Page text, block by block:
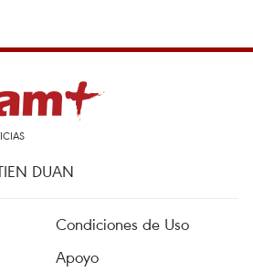
DUAN
Condiciones de Uso
Apoyo